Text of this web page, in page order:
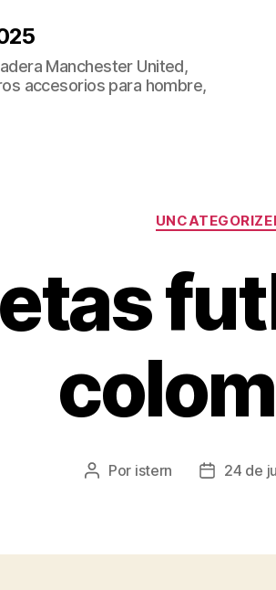
Manchester United,
accesorios para hombre,
Autor
Por istern
Fecha
24 de